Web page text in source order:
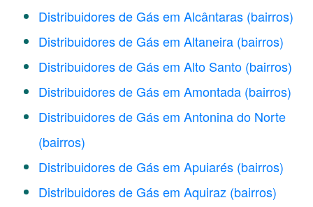
Distribuidores de Gás em Alcântaras (bairros)
Distribuidores de Gás em Altaneira (bairros)
Distribuidores de Gás em Alto Santo (bairros)
Distribuidores de Gás em Amontada (bairros)
Distribuidores de Gás em Antonina do Norte
(bairros)
Distribuidores de Gás em Apuiarés (bairros)
Distribuidores de Gás em Aquiraz (bairros)